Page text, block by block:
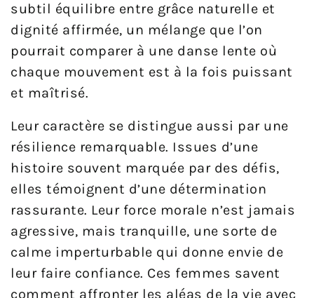
subtil équilibre entre grâce naturelle et
dignité affirmée, un mélange que l’on
pourrait comparer à une danse lente où
chaque mouvement est à la fois puissant
et maîtrisé.
Leur caractère se distingue aussi par une
résilience remarquable. Issues d’une
histoire souvent marquée par des défis,
elles témoignent d’une détermination
rassurante. Leur force morale n’est jamais
agressive, mais tranquille, une sorte de
calme imperturbable qui donne envie de
leur faire confiance. Ces femmes savent
comment affronter les aléas de la vie avec